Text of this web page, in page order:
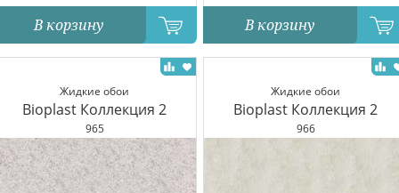
В корзину В корзину
Жидкие обои
Bioplast Коллекция 2
965
Жидкие обои
Bioplast Коллекция 2
966